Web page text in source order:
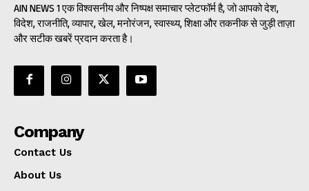
AIN NEWS 1 एक विश्वसनीय और निष्पक्ष समाचार प्लेटफॉर्म है, जो आपको देश,
विदेश, राजनीति, व्यापार, खेल, मनोरंजन, स्वास्थ्य, शिक्षा और तकनीक से जुड़ी ताज़ा
और सटीक खबरें प्रदान करता है।
Company
Contact Us
About Us